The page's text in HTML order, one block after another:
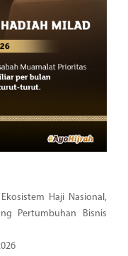
Haji Nasional,
Pertumbuhan Bisnis